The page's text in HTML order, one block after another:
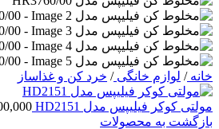
خانه/ لوازم خانگی/ خرد کن و غذاساز
مولتی کوکر فیلیپس مدل HD2151
بازگشت به محصولات